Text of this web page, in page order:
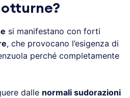
si manifestano con forti
, che provocano l’esigenza di
perché completamente
dalle normali sudorazioni